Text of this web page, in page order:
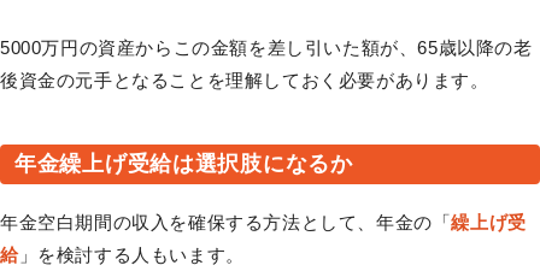
5000万円の資産からこの金額を差し引いた額が、65歳以降の老
後資金の元手となることを理解しておく必要があります。
年金繰上げ受給は選択肢になるか
年金空白期間の収入を確保する方法として、年金の「繰上げ受
給」を検討する人もいます。